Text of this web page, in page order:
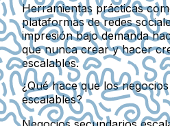
Herramientas prácticas
plataformas de redes
impresión bajo demanda
que nunca crear y hacer
escalables.
¿Qué hace que los
escalables?